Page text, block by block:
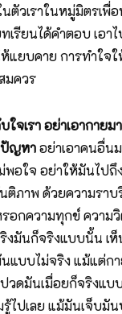
ตัวเราในหมู่มิตรเ
รียนได้คำตอบ เอา
แยบคาย การทำใจ
มควร
ใจเรา อย่าเอากาย
ปัญหาอย่าเอาคนอื่น
พอใจ อย่าให้มันไป
ติภาพ ด้วยความรา
อกความทุกข์ ความ
มันก็จริงแบบนั้น เห็
บบไม่จริง แม้แต่กา
ดมันเมื่อยก็จริงแบ
ไปเลย แม้มันเจ็บมั